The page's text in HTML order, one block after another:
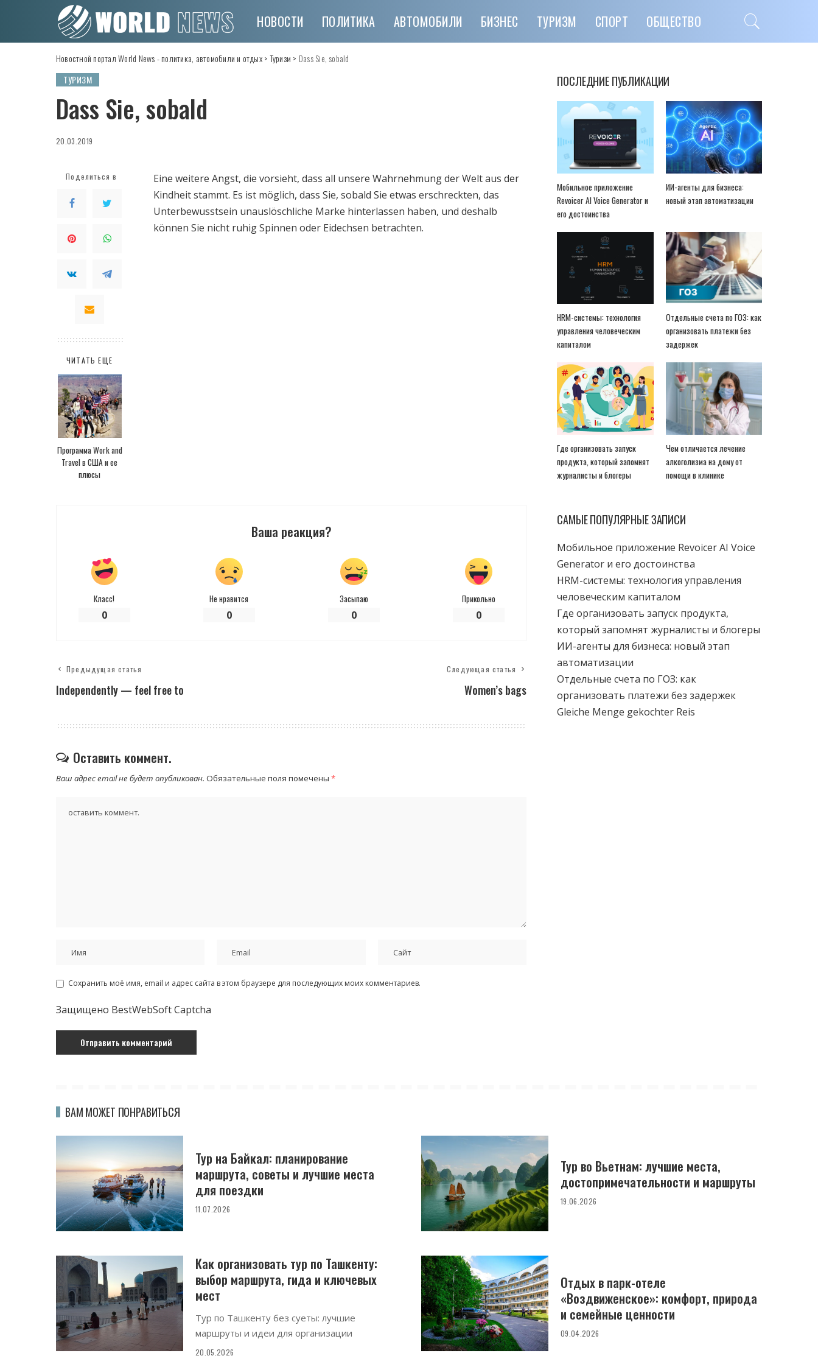
НОВОСТИ ПОЛИТИКА АВТОМОБИЛИ БИЗНЕС ТУРИЗМ СПОРТ ОБЩЕСТВО
Новостной портал World News - политика, автомобили и отдых>Туризм > Dass Sie, sobald
ТУРИЗМ
Dass Sie, sobald
20.03.2019
Поделиться в
ЧИТАТЬ ЕЩЕ
Программа Work and
Travel в США и ее
плюсы
Eine weitere Angst, die vorsieht, dass all unsere Wahrnehmung der Welt aus der
Kindheit stammt. Es ist möglich, dass Sie, sobald Sie etwas erschreckten, das
Unterbewusstsein unauslöschliche Marke hinterlassen haben, und deshalb
können Sie nicht ruhig Spinnen oder Eidechsen betrachten.
Ваша реакция?
Класс!
0
Не нравится
0
Засыпаю
0
Прикольно
0
Предыдущая статья
Independently — feel free to
Следующая статья
Women’s bags
Оставить коммент.
Ваш адрес email не будет опубликован. Обязательные поля помечены *
Сохранить моё имя, email и адрес сайта в этом браузере для последующих моих комментариев.
Защищено BestWebSoft Captcha
ПОСЛЕДНИЕ ПУБЛИКАЦИИ
Мобильное приложение
Revoicer AI Voice Generator и
его достоинства
ИИ-агенты для бизнеса:
новый этап автоматизации
HRM-системы: технология
управления человеческим
капиталом
Отдельные счета по ГОЗ: как
организовать платежи без
задержек
Где организовать запуск
продукта, который запомнят
журналисты и блогеры
Чем отличается лечение
алкоголизма на дому от
помощи в клинике
САМЫЕ ПОПУЛЯРНЫЕ ЗАПИСИ
Мобильное приложение Revoicer AI Voice
Generator и его достоинства
HRM-системы: технология управления
человеческим капиталом
Где организовать запуск продукта,
который запомнят журналисты и блогеры
ИИ-агенты для бизнеса: новый этап
автоматизации
Отдельные счета по ГОЗ: как
организовать платежи без задержек
Gleiche Menge gekochter Reis
ВАМ МОЖЕТ ПОНРАВИТЬСЯ
Тур на Байкал: планирование
маршрута, советы и лучшие места
для поездки
11.07.2026
Тур во Вьетнам: лучшие места,
достопримечательности и маршруты
19.06.2026
Как организовать тур по Ташкенту:
выбор маршрута, гида и ключевых
мест
Тур по Ташкенту без суеты: лучшие
маршруты и идеи для организации
20.05.2026
Отдых в парк-отеле
«Воздвиженское»: комфорт, природа
и семейные ценности
09.04.2026